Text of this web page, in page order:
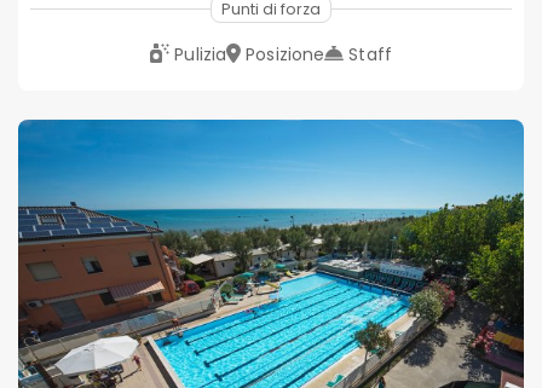
Punti di forza
Pulizia Posizione Staff